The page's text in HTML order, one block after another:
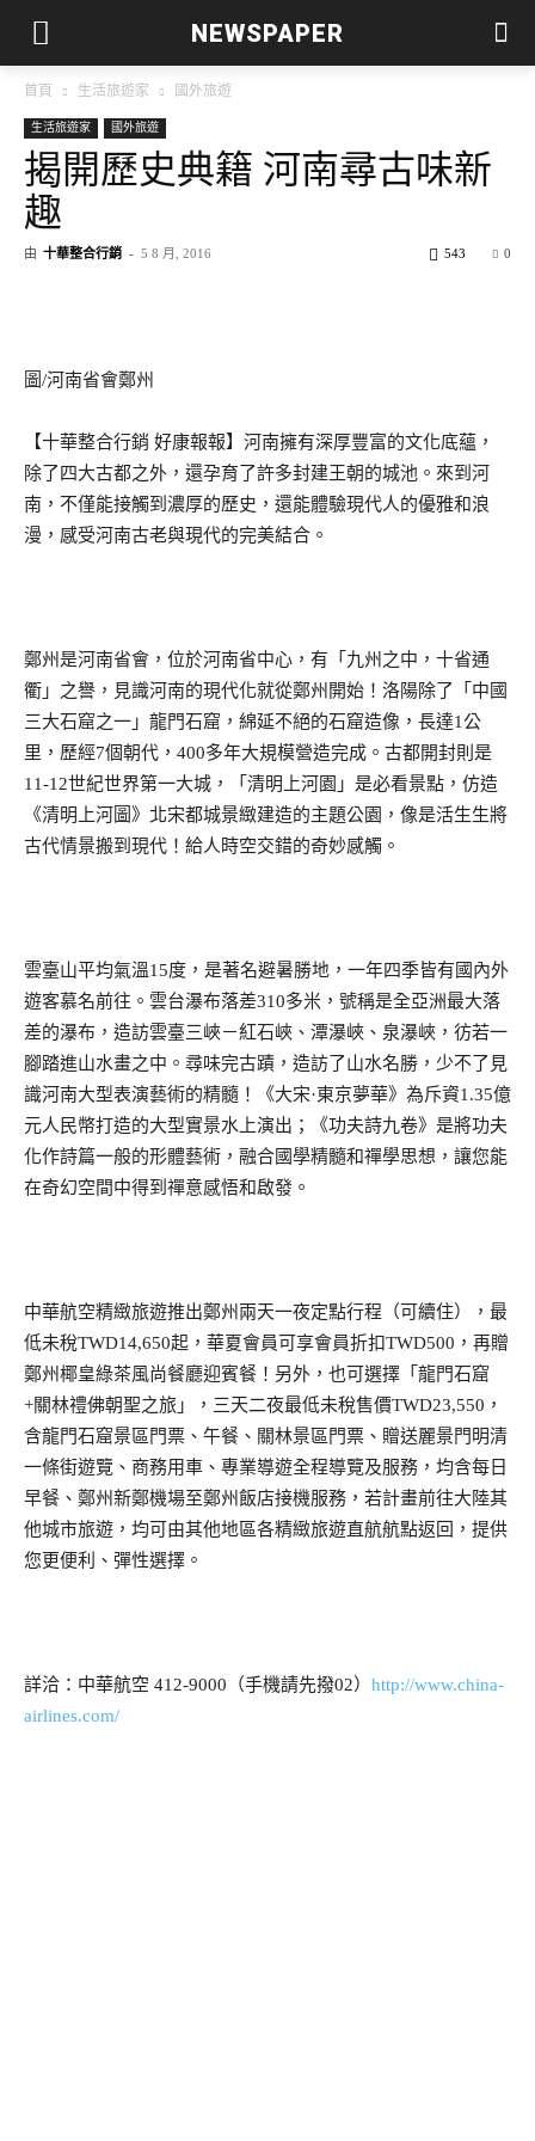
NEWSPAPER
首頁 生活旅遊家 國外旅遊
生活旅遊家 國外旅遊
揭開歷史典籍 河南尋古味新
趣
由 十華整合行銷 - 5 8 月, 2016 0
543
圖/河南省會鄭州
【十華整合行銷 好康報報】河南擁有深厚豐富的文化底蘊，
除了四大古都之外，還孕育了許多封建王朝的城池。來到河
南，不僅能接觸到濃厚的歷史，還能體驗現代人的優雅和浪
漫，感受河南古老與現代的完美結合。
鄭州是河南省會，位於河南省中心，有「九州之中，十省通
衢」之譽，見識河南的現代化就從鄭州開始！洛陽除了「中國
三大石窟之一」龍門石窟，綿延不絕的石窟造像，長達1公
里，歷經7個朝代， 400多年大規模營造完成。古都開封則是
11-12世紀世界第一大城，「清明上河園」是必看景點，仿造
《清明上河圖》北宋都城景緻建造的主題公園，像是活生生將
古代情景搬到現代！給人時空交錯的奇妙感觸。
雲臺山平均氣溫15度，是著名避暑勝地，一年四季皆有國內外
遊客慕名前往。雲台瀑布落差310多米，號稱是全亞洲最大落
差的瀑布，造訪雲臺三峽－紅石峽、潭瀑峽、泉瀑峽，彷若一
腳踏進山水畫之中。尋味完古蹟，造訪了山水名勝，少不了見
識河南大型表演藝術的精髓！《大宋·東京夢華》為斥資1.35億
元人民幣打造的大型實景水上演出；《功夫詩九卷》是將功夫
化作詩篇一般的形體藝術，融合國學精髓和禪學思想，讓您能
在奇幻空間中得到禪意感悟和啟發。
中華航空精緻旅遊推出鄭州兩天一夜定點行程（可續住），最
低未稅TWD14,650起，華夏會員可享會員折扣TWD500 ，再贈
鄭州椰皇綠茶風尚餐廳迎賓餐！另外，也可選擇「龍門石窟
+關林禮佛朝聖之旅」，三天二夜最低未稅售價TWD23,550 ，
含龍門石窟景區門票、午餐、關林景區門票、贈送麗景門明清
一條街遊覽、商務用車、專業導遊全程導覽及服務，均含每日
早餐、鄭州新鄭機場至鄭州飯店接機服務，若計畫前往大陸其
他城市旅遊，均可由其他地區各精緻旅遊直航航點返回，提供
您更便利、彈性選擇。
詳洽：中華航空 412-9000 （手機請先撥02） http://www.china-
airlines.com/